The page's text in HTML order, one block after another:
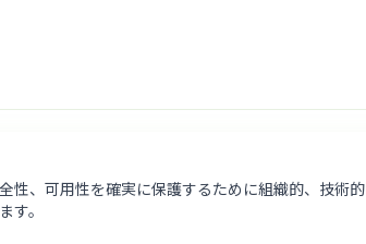
性、可用性を確実に保護するために組織的、技術
す。